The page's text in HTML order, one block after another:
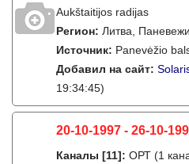
Aukštaitijos radijas
Регион: Литва,
Источник: Panevėžio
Добавил на сайт:
19:34:45)
20-10-1997 - 26-10-
Каналы [11]: ОРТ (1